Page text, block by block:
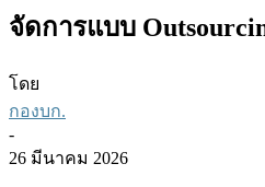
จัดการแบบ
โดย
กองบก.
-
26 มีนาคม 2026